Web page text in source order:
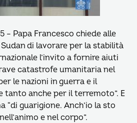
– Papa Francesco chiede alle
di lavorare per la stabilità
l’invito a fornire aiuti
catastrofe umanitaria nel
le nazioni in guerra e il
tanto anche per il terremoto”. E
“di guarigione. Anch’io la sto
e nel corpo”.